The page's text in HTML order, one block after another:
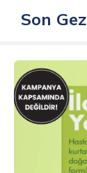
Son